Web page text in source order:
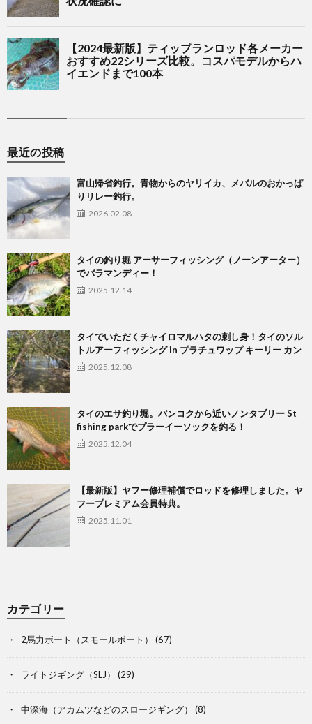
最近の投稿
富山帰省釣行。青物からのヤリイカ、メバルのおかっぱ
りリレー釣行。
2026.02.08
タイの釣り堀 アーサーフィッシング（ノーンアーター）
でバラマンディー！
2025.12.14
タイでいただくチャイロマルハタの刺し身！タイのソル
トルアーフィッシング in プラチュワップ キーリー カン
2025.12.08
タイのエサ釣り堀。バンコクから近いノンタブリー St
fishing parkでプラーイーソックを釣る！
2025.12.04
【最新版】ヤフー修理補償でロッドを修理しました。ヤ
フープレミアム会員特典。
2025.11.01
カテゴリー
2馬力ボート（スモールボート） (67)
ライトジギング（SLJ） (29)
中深海（アカムツなどのスロージギング） (8)